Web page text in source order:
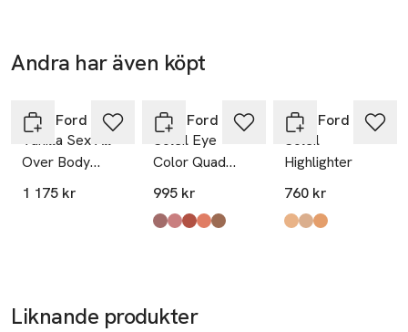
Muscovado Accord
Fig Leaf Accord
Vetiver Essence
Andra har även köpt
Tom Ford
Vanilla Sex All
Over Body
Spray
1 175 kr
Tom Ford
Soleil Eye
Color Quad
Lumière
Palette
995 kr
Produkten finns i färgerna:
03 Moonlight Dip
42 Hazy Sensuality
40 Golden Hour
41 Peach Dawn
04 Honeymoon
Tom Ford
Soleil
Highlighter
760 kr
Produkten finns i
02 Amalfi
01 Capri
03 Portofino
Liknande produkter